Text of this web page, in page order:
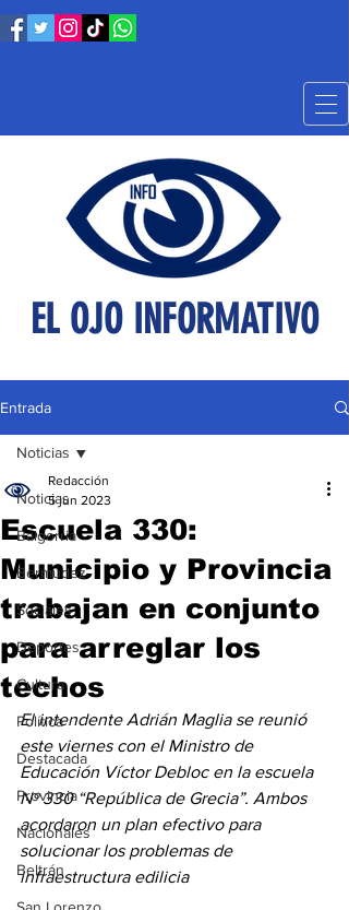
EL OJO INFORMATIVO
Entrada
Noticias
Baigorria
Bermúdez
Sociales
Deportes
Cultura
Política
Destacada
Provincia
Nacionales
Beltrán
Noticias
Escuela 330:
Municipio y Provincia
trabajan en conjunto
para arreglar los
techos
Redacción
5 jun 2023
El intendente Adrián Maglia se reunió
este viernes con el Ministro de
Educación Víctor Debloc en la escuela
Nº 330 “República de Grecia”. Ambos
acordaron un plan efectivo para
solucionar los problemas de
infraestructura edilicia